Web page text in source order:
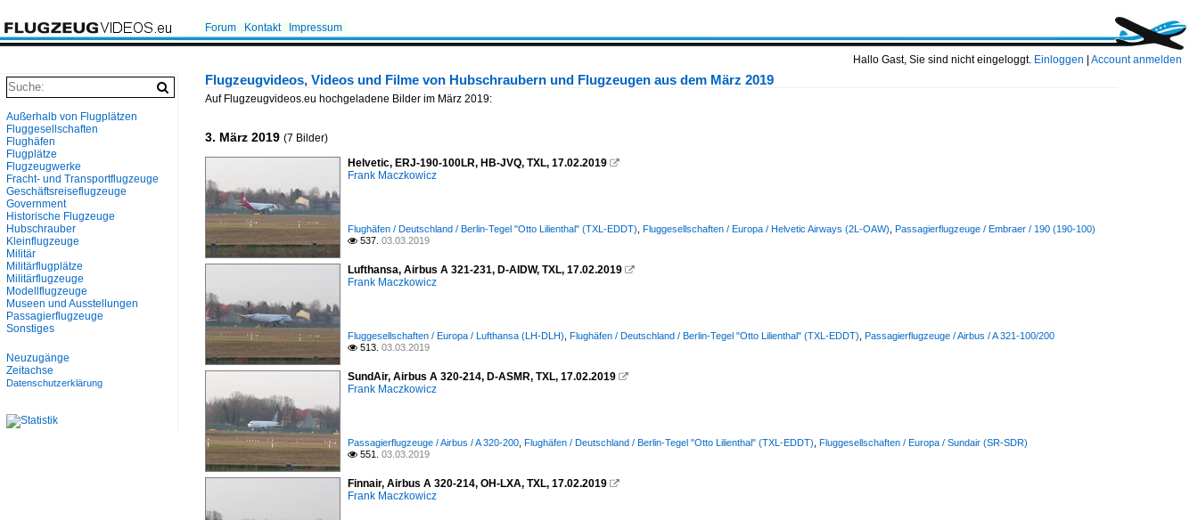
Hallo Gast, Sie sind nicht eingeloggt. Einloggen Account anmelden
Forum Kontakt Impressum
Flugzeugvideos, Videos und Filme von Hubschraubern und Flugzeugen aus dem März 2019
Auf Flugzeugvideos.eu hochgeladene Bilder im März 2019:
3. März 2019 (7 Bilder)
Helvetic, ERJ-190-100LR, HB-JVQ, TXL, 17.02.2019 
Frank Maczkowicz
Flughäfen / Deutschland / Berlin-Tegel "Otto Lilienthal" (TXL-EDDT) Fluggesellschaften / Europa / Helvetic Airways (2L-OAW) Passagierflugzeuge / Embraer / 190 (190-100)
 537. 03.03.2019
Lufthansa, Airbus A 321-231, D-AIDW, TXL, 17.02.2019 
Frank Maczkowicz
Fluggesellschaften / Europa / Lufthansa (LH-DLH) Flughäfen / Deutschland / Berlin-Tegel "Otto Lilienthal" (TXL-EDDT) Passagierflugzeuge / Airbus / A 321-100/200
 513. 03.03.2019
SundAir, Airbus A 320-214, D-ASMR, TXL, 17.02.2019 
Frank Maczkowicz
Passagierflugzeuge / Airbus / A 320-200 Flughäfen / Deutschland / Berlin-Tegel "Otto Lilienthal" (TXL-EDDT) Fluggesellschaften / Europa / Sundair (SR-SDR)
 551. 03.03.2019
Finnair, Airbus A 320-214, OH-LXA, TXL, 17.02.2019 
Frank Maczkowicz
Außerhalb von Flugplätzen
Fluggesellschaften
Flughäfen
Flugplätze
Flugzeugwerke
Fracht- und Transportflugzeuge
Geschäftsreiseflugzeuge
Government
Historische Flugzeuge
Hubschrauber
Kleinflugzeuge
Militär
Militärflugplätze
Militärflugzeuge
Modellflugzeuge
Museen und Ausstellungen
Passagierflugzeuge
Sonstiges
Neuzugänge
Zeitachse
Datenschutzerklärung